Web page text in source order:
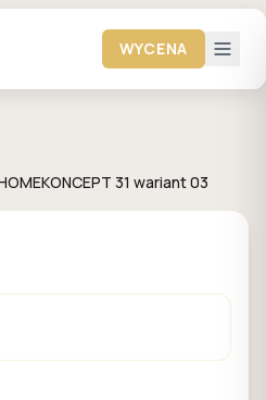
WYCENA
31 wariant 03